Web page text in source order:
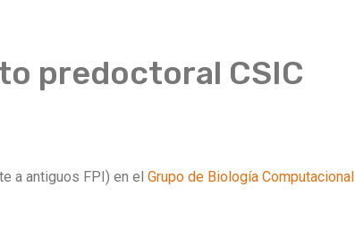
predoctoral CSIC
a antiguos FPI) en el Grupo de Biología Computacional